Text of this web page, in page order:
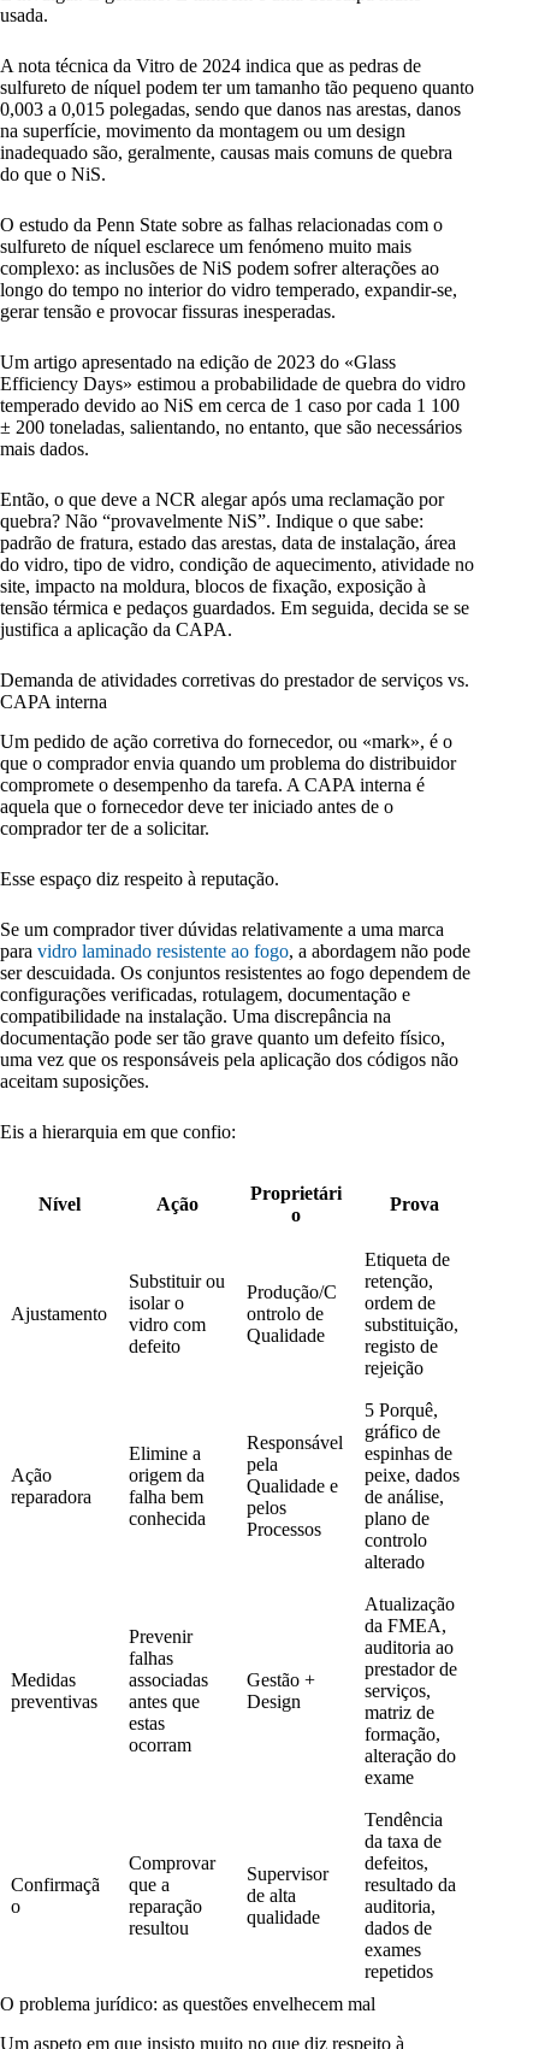
usada.
A nota técnica da Vitro de 2024 indica que as pedras de
sulfureto de níquel podem ter um tamanho tão pequeno quanto
0,003 a 0,015 polegadas, sendo que danos nas arestas, danos
na superfície, movimento da montagem ou um design
inadequado são, geralmente, causas mais comuns de quebra
do que o NiS.
O estudo da Penn State sobre as falhas relacionadas com o
sulfureto de níquel esclarece um fenómeno muito mais
complexo: as inclusões de NiS podem sofrer alterações ao
longo do tempo no interior do vidro temperado, expandir-se,
gerar tensão e provocar fissuras inesperadas.
Um artigo apresentado na edição de 2023 do «Glass
Efficiency Days» estimou a probabilidade de quebra do vidro
temperado devido ao NiS em cerca de 1 caso por cada 1 100
± 200 toneladas, salientando, no entanto, que são necessários
mais dados.
Então, o que deve a NCR alegar após uma reclamação por
quebra? Não “provavelmente NiS”. Indique o que sabe:
padrão de fratura, estado das arestas, data de instalação, área
do vidro, tipo de vidro, condição de aquecimento, atividade no
site, impacto na moldura, blocos de fixação, exposição à
tensão térmica e pedaços guardados. Em seguida, decida se se
justifica a aplicação da CAPA.
Demanda de atividades corretivas do prestador de serviços vs.
CAPA interna
Um pedido de ação corretiva do fornecedor, ou «mark», é o
que o comprador envia quando um problema do distribuidor
compromete o desempenho da tarefa. A CAPA interna é
aquela que o fornecedor deve ter iniciado antes de o
comprador ter de a solicitar.
Esse espaço diz respeito à reputação.
Se um comprador tiver dúvidas relativamente a uma marca
para vidro laminado resistente ao fogo, a abordagem não pode
ser descuidada. Os conjuntos resistentes ao fogo dependem de
configurações verificadas, rotulagem, documentação e
compatibilidade na instalação. Uma discrepância na
documentação pode ser tão grave quanto um defeito físico,
uma vez que os responsáveis pela aplicação dos códigos não
aceitam suposições.
Eis a hierarquia em que confio:
Nível Ação
Proprietári
o
Prova
Ajustamento
Substituir ou
isolar o
vidro com
defeito
Produção/C
ontrolo de
Qualidade
Etiqueta de
retenção,
ordem de
substituição,
registo de
rejeição
Ação
reparadora
Elimine a
origem da
falha bem
conhecida
Responsável
pela
Qualidade e
pelos
Processos
5 Porquê,
gráfico de
espinhas de
peixe, dados
de análise,
plano de
controlo
alterado
Medidas
preventivas
Prevenir
falhas
associadas
antes que
estas
ocorram
Gestão +
Design
Atualização
da FMEA,
auditoria ao
prestador de
serviços,
matriz de
formação,
alteração do
exame
Confirmaçã
o
Comprovar
que a
reparação
resultou
Supervisor
de alta
qualidade
Tendência
da taxa de
defeitos,
resultado da
auditoria,
dados de
exames
repetidos
O problema jurídico: as questões envelhecem mal
Um aspeto em que insisto muito no que diz respeito à